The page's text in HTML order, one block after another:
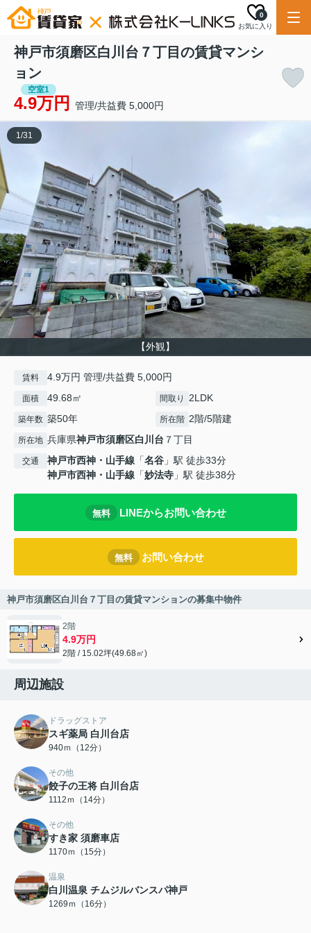
お気に入り
0
神戸市須磨区白川台７丁目の賃貸マンシ
ョン
空室1
4.9万円 管理/共益費 5,000円
【外観】
1/31
賃料 4.9万円 管理/共益費 5,000円
面積 49.68㎡ 間取り 2LDK
築年数 築50年 所在階 2階/5階建
所在地 兵庫県神戸市須磨区白川台 ７丁目
交通 神戸市西神・山手線 「名谷 」駅 徒歩33分
神戸市西神・山手線 「妙法寺 」駅 徒歩38分
無料 LINEからお問い合わせ
無料 お問い合わせ
神戸市須磨区白川台７丁目の賃貸マンションの募集中物件
2階
4.9万円
2階 / 15.02坪(49.68㎡)
周辺施設
ドラッグストア
スギ薬局 白川台店
940ｍ（12分）
その他
餃子の王将 白川台店
1112ｍ（14分）
その他
すき家 須磨車店
1170ｍ（15分）
温泉
白川温泉 チムジルバンスパ神戸
1269ｍ（16分）